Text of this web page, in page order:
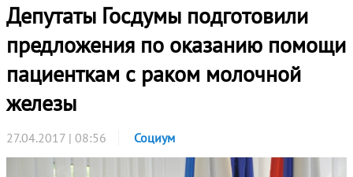
Депутаты Госдумы подготовили
предложения по оказанию помощи
пациенткам с раком молочной
железы
27.04.2017 | 08:56 Социум